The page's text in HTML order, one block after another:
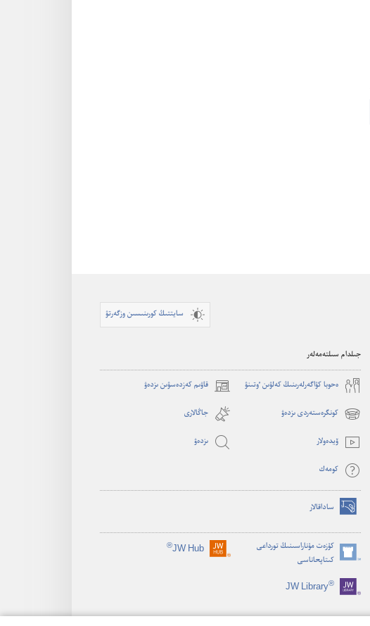
سايتتىڭ كورىنىسىن وزگەرتۋ
جىلدام سىلتەمەلەر
ە‌حوبا كۋاگە‌رلە‌رىنىڭ كە‌لۋىن ٶتىنۋ قاۋىم كەزدەسۋىن ىزدەۋ
(opens
new
window)
كونگرەستەردى ىزدەۋ
(opens
new
window)
جاڭالارى
ۆيدە‌ولار ىزدە‌ۋ
كومە‌ك
ساداقالار
(opens
new
window)كۇزەت مۇناراسىنىڭ تورداعى
كىتاپحاناسى(opens
new
window)
JW Hub
®
(opens
®
JW Library